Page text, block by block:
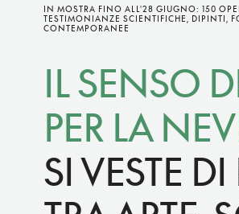
IN MOSTRA FINO ALL'28 GIUGNO: 150
TESTIMONIANZE SCIENTIFICHE, DIPINTI,
CONTEMPORANEE
IL SENSO
PER LA
SI VESTE